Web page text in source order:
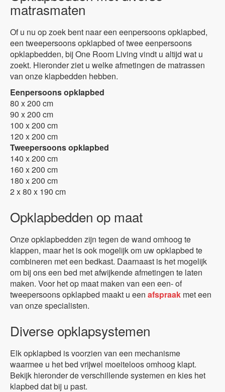
matrasmaten
Of u nu op zoek bent naar een eenpersoons opklapbed,
een tweepersoons opklapbed of twee eenpersoons
opklapbedden, bij One Room Living vindt u altijd wat u
zoekt. Hieronder ziet u welke afmetingen de matrassen
van onze klapbedden hebben.
Eenpersoons opklapbed
80 x 200 cm
90 x 200 cm
100 x 200 cm
120 x 200 cm
Tweepersoons opklapbed
140 x 200 cm
160 x 200 cm
180 x 200 cm
2 x 80 x 190 cm
Opklapbedden op maat
Onze opklapbedden zijn tegen de wand omhoog te
klappen, maar het is ook mogelijk om uw opklapbed te
combineren met een bedkast. Daarnaast is het mogelijk
om bij ons een bed met afwijkende afmetingen te laten
maken. Voor het op maat maken van een een- of
tweepersoons opklapbed maakt u een afspraak met een
van onze specialisten.
Diverse opklapsystemen
Elk opklapbed is voorzien van een mechanisme
waarmee u het bed vrijwel moeiteloos omhoog klapt.
Bekijk hieronder de verschillende systemen en kies het
klapbed dat bij u past.